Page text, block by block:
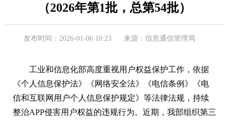
（2026年第1批，总第54批）
发布时间：2026-01-06 10:23 来源：信息通信管理局
工业和信息化部高度重视用户权益保护工作，依据
《个人信息保护法》《网络安全法》《电信条例》《电
信和互联网用户个人信息保护规定》等法律法规，持续
整治APP侵害用户权益的违规行为。近期，我部组织第三